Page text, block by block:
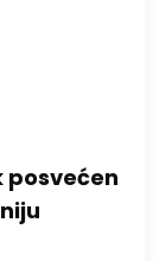
posvećen